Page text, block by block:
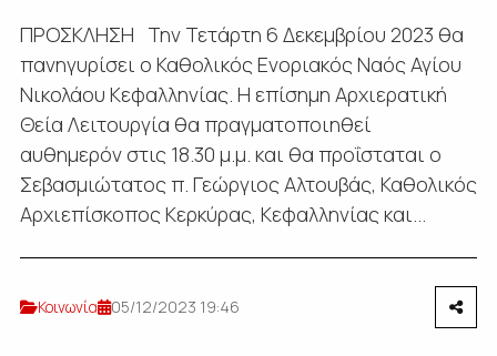
ΠΡΟΣΚΛΗΣΗ Την Τετάρτη 6 Δεκεμβρίου 2023 θα
πανηγυρίσει ο Καθολικός Ενοριακός Ναός Αγίου
Νικολάου Κεφαλληνίας. Η επίσημη Αρχιερατική
Θεία Λειτουργία θα πραγματοποιηθεί
αυθημερόν στις 18.30 μ.μ. και θα προΐσταται ο
Σεβασμιώτατος π. Γεώργιος Αλτουβάς, Καθολικός
Αρχιεπίσκοπος Κερκύρας, Κεφαλληνίας και...
Κοινωνία 05/12/2023 19:46